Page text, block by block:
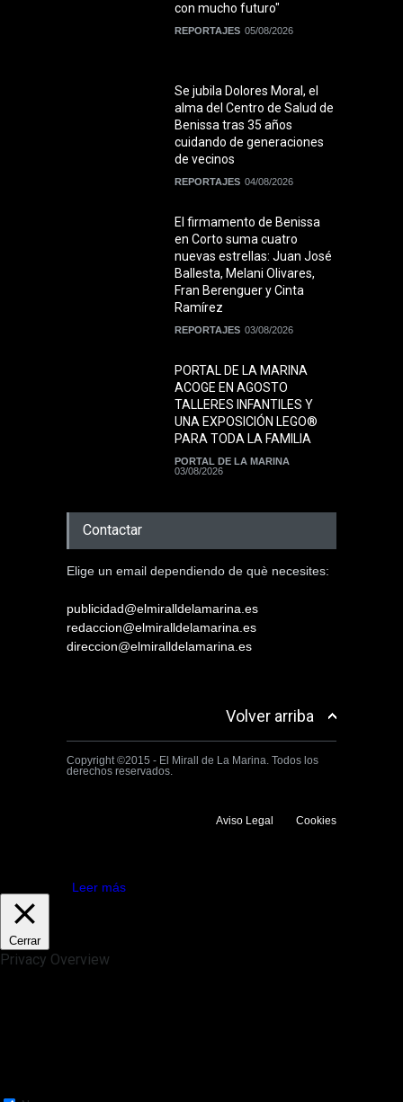
con mucho futuro"
REPORTAJES 05/08/2026
Se jubila Dolores Moral, el
alma del Centro de Salud de
Benissa tras 35 años
cuidando de generaciones
de vecinos
REPORTAJES 04/08/2026
El firmamento de Benissa
en Corto suma cuatro
nuevas estrellas: Juan José
Ballesta, Melani Olivares,
Fran Berenguer y Cinta
Ramírez
REPORTAJES 03/08/2026
PORTAL DE LA MARINA
ACOGE EN AGOSTO
TALLERES INFANTILES Y
UNA EXPOSICIÓN LEGO®
PARA TODA LA FAMILIA
PORTAL DE LA MARINA
03/08/2026
Contactar
Elige un email dependiendo de què necesites:
publicidad@elmiralldelamarina.es
redaccion@elmiralldelamarina.es
direccion@elmiralldelamarina.es
Volver arriba
Copyright ©2015 - El Mirall de La Marina. Todos los
derechos reservados.
Aviso Legal Cookies
Leer más
Cerrar
Privacy Overview